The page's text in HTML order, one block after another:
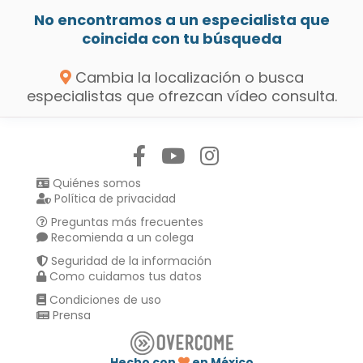
No encontramos a un especialista que
coincida con tu búsqueda
Cambia la localización o busca
especialistas que ofrezcan vídeo consulta.
Quiénes somos
Política de privacidad
Preguntas más frecuentes
Recomienda a un colega
Seguridad de la información
Como cuidamos tus datos
Condiciones de uso
Prensa